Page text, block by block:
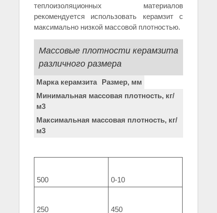
теплоизоляционных материалов
рекомендуется использовать керамзит с
максимально низкой массовой плотностью.
Массовые плотности керамзита
различного размера
Марка керамзита
Размер, мм
Минимальная массовая плотность, кг/
м3
Максимальная массовая плотность, кг/
м3
500 0-10
250 450